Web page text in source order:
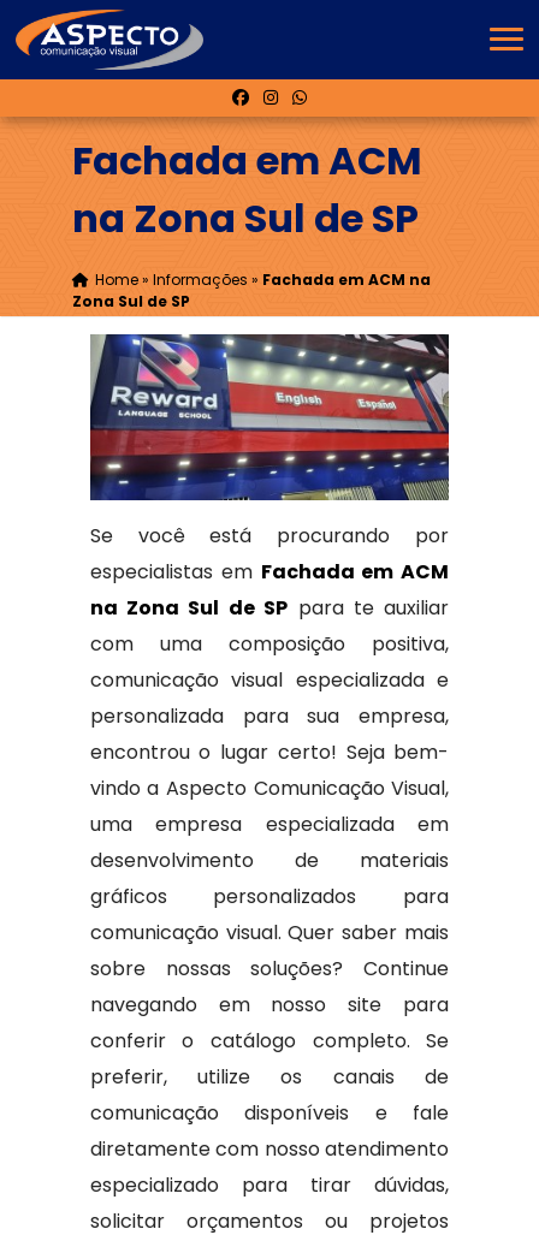
Fachada em ACM
na Zona Sul de SP
Home» Informações » Fachada em ACM na
Zona Sul de SP
Se você está procurando por
especialistas em Fachada em ACM
na Zona Sul de SP para te auxiliar
com uma composição positiva,
comunicação visual especializada e
personalizada para sua empresa,
encontrou o lugar certo! Seja bem-
vindo a Aspecto Comunicação Visual,
uma empresa especializada em
desenvolvimento de materiais
gráficos personalizados para
comunicação visual. Quer saber mais
sobre nossas soluções? Continue
navegando em nosso site para
conferir o catálogo completo. Se
preferir, utilize os canais de
comunicação disponíveis e fale
diretamente com nosso atendimento
especializado para tirar dúvidas,
solicitar orçamentos ou projetos